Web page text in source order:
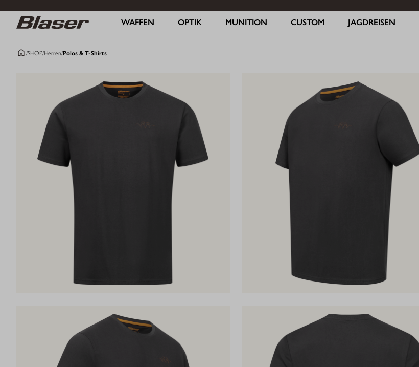
WAFFEN OPTIK MUNITION CUSTOM JAGDREISEN
/SHOP/Herren/Polos & T-Shirts